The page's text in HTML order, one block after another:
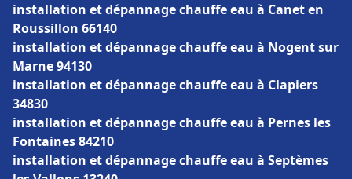
installation et dépannage chauffe eau à Canet en
Roussillon 66140
installation et dépannage chauffe eau à Nogent sur
Marne 94130
installation et dépannage chauffe eau à Clapiers
34830
installation et dépannage chauffe eau à Pernes les
Fontaines 84210
installation et dépannage chauffe eau à Septèmes